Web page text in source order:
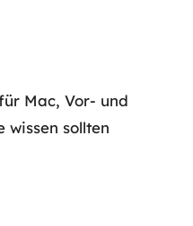
Mac, Vor- und
wissen sollten